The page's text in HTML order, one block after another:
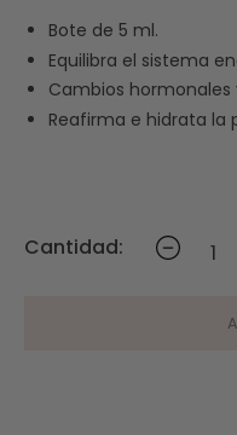
Bote de 5 ml.
Equilibra el sistema
Cambios
Reafirma e hidrata la
Cantidad: